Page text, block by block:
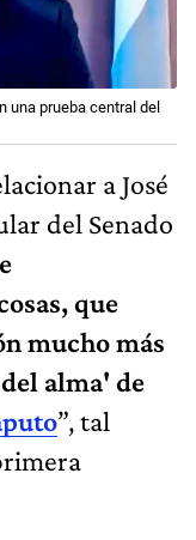
una prueba central del
a José
del Senado
que
mucho más
alma' de
”, tal